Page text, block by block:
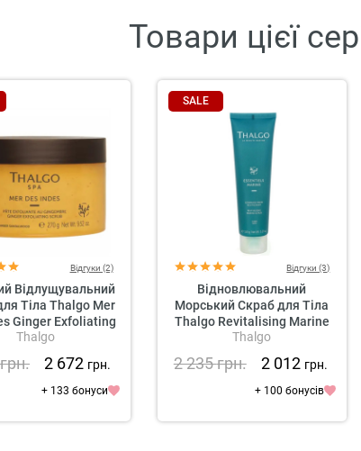
Товари цієї
Відгуки (2)
Відлущувальний
Тіла Thalgo Mer
Ginger Exfoliating
Scrub
Thalgo
грн. 2 672 грн.
+ 133 бонуси
SALE
Відгуки (3)
Відновлювальний
Морський Скраб для Тіла
Thalgo Revitalising Marine
Scrub
Thalgo
2 235грн. 2 012 грн.
+ 100 бонусів